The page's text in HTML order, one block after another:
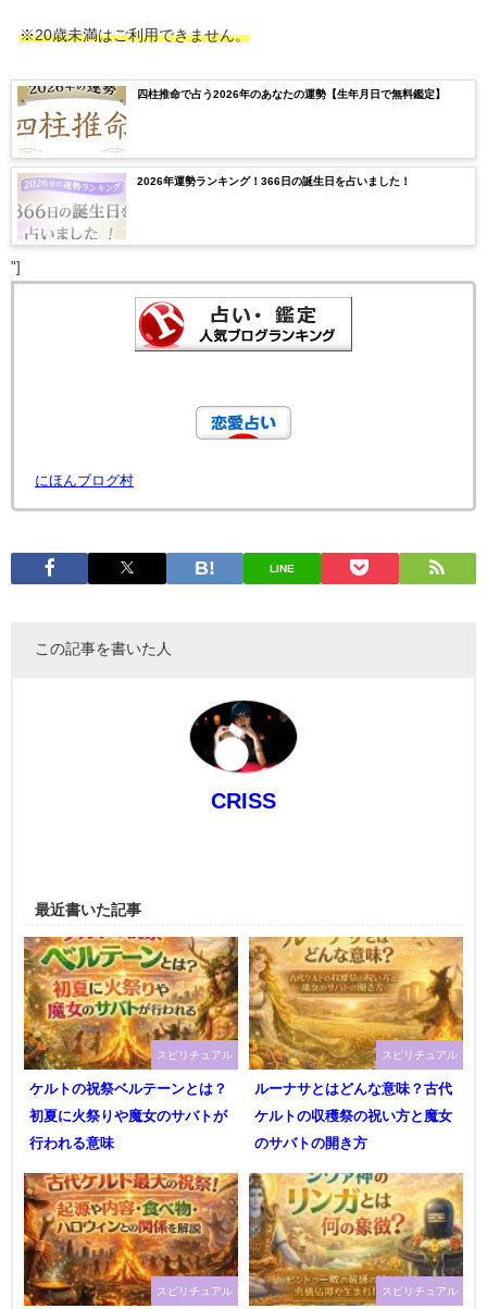
※20歳未満はご利用できません。
四柱推命で占う2026年のあなたの運勢【生年月日で無料鑑定】
2026年運勢ランキング！366日の誕生日を占いました！
"]
にほんブログ村
LINE
この記事を書いた人
CRISS
最近書いた記事
スピリチュアル
ケルトの祝祭ベルテーンとは？
初夏に火祭りや魔女のサバトが
行われる意味
スピリチュアル
ルーナサとはどんな意味？古代
ケルトの収穫祭の祝い方と魔女
のサバトの開き方
スピリチュアル スピリチュアル